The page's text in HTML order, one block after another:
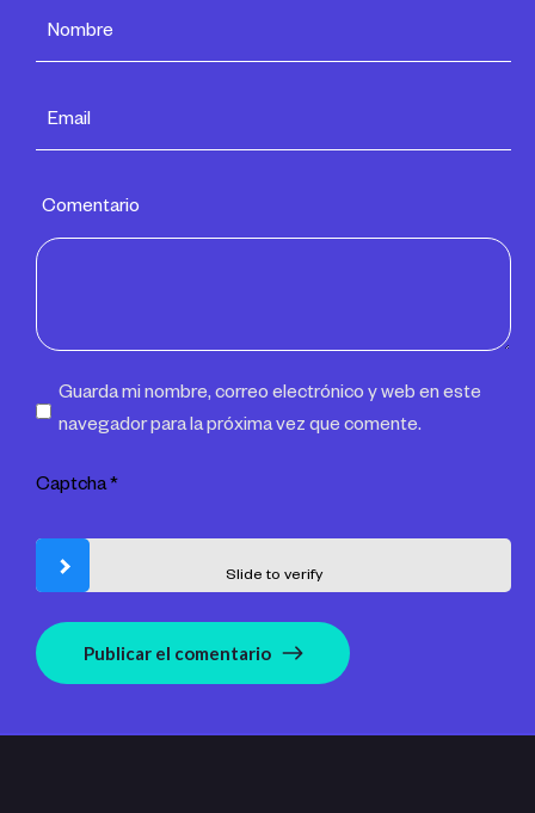
Comentario
Guarda mi nombre, correo electrónico y web en este
navegador para la próxima vez que comente.
Captcha*
Slide to verify
Publicar el comentario